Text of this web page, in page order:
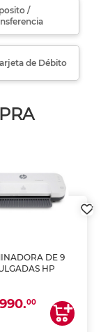
/
de Débito
DE 9
HP
00